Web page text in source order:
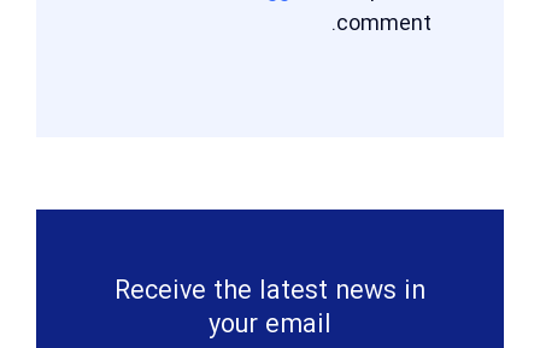
comment.
Receive the latest news in
your email